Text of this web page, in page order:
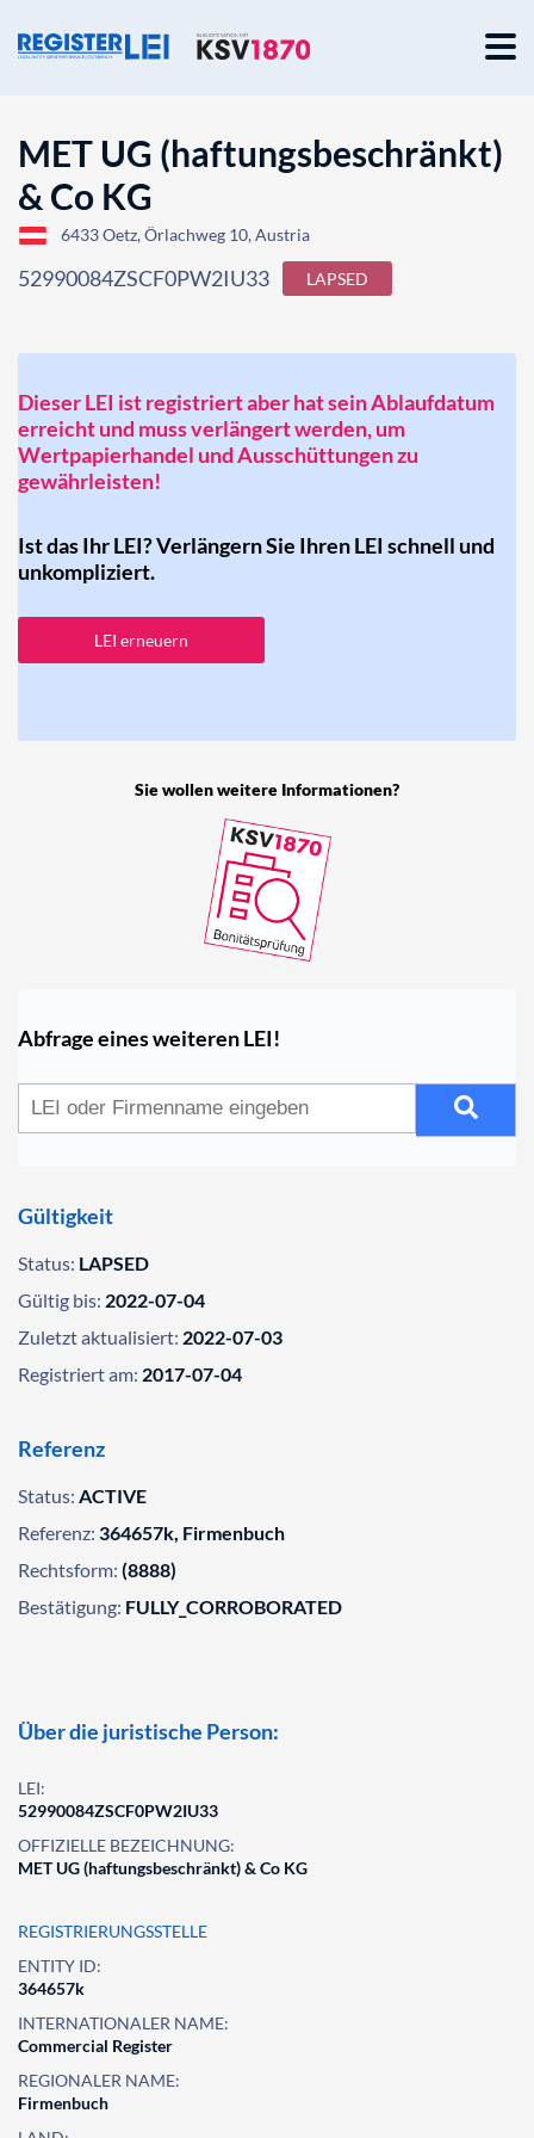
MET UG (haftungsbeschränkt)
& Co KG
6433 Oetz, Örlachweg 10, Austria
52990084ZSCF0PW2IU33 LAPSED
Dieser LEI ist registriert aber hat sein Ablaufdatum
erreicht und muss verlängert werden, um
Wertpapierhandel und Ausschüttungen zu
gewährleisten!
Ist das Ihr LEI? Verlängern Sie Ihren LEI schnell und
unkompliziert.
LEI erneuern
Sie wollen weitere Informationen?
Abfrage eines weiteren LEI!
Gültigkeit
Status: LAPSED
Gültig bis: 2022-07-04
Zuletzt aktualisiert: 2022-07-03
Registriert am: 2017-07-04
Referenz
Status: ACTIVE
Referenz: 364657k, Firmenbuch
Rechtsform: (8888)
Bestätigung: FULLY_CORROBORATED
Über die juristische Person:
LEI:
52990084ZSCF0PW2IU33
OFFIZIELLE BEZEICHNUNG:
MET UG (haftungsbeschränkt) & Co KG
REGISTRIERUNGSSTELLE
ENTITY ID:
364657k
INTERNATIONALER NAME:
Commercial Register
REGIONALER NAME:
Firmenbuch